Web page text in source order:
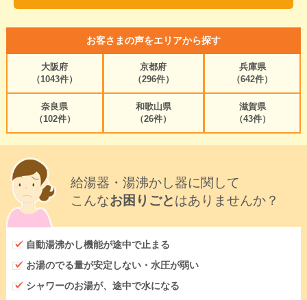
お客さまの声をエリアから探す
大阪府
（1043件）
京都府
（296件）
兵庫県
（642件）
奈良県
（102件）
和歌山県
（26件）
滋賀県
（43件）
給湯器・湯沸かし器に関して
こんなお困りごとはありませんか？
自動湯沸かし機能が途中で止まる
お湯のでる量が安定しない・水圧が弱い
シャワーのお湯が、途中で水になる